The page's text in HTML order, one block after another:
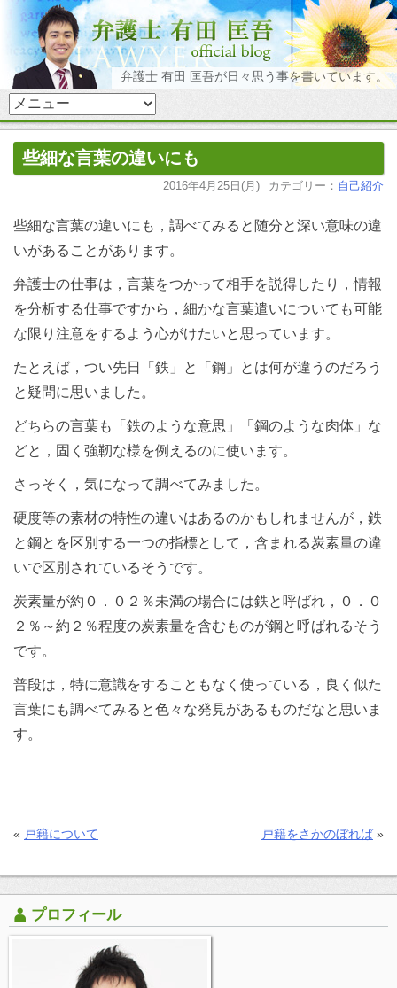
弁護士 有田 匡吾が日々思う事を書いています。
些細な言葉の違いにも
2016年4月25日(月) カテゴリー： 自己紹介
些細な言葉の違いにも，調べてみると随分と深い意味の違
いがあることがあります。
弁護士の仕事は，言葉をつかって相手を説得したり，情報
を分析する仕事ですから，細かな言葉遣いについても可能
な限り注意をするよう心がけたいと思っています。
たとえば，つい先日「鉄」と「鋼」とは何が違うのだろう
と疑問に思いました。
どちらの言葉も「鉄のような意思」「鋼のような肉体」な
どと，固く強靭な様を例えるのに使います。
さっそく，気になって調べてみました。
硬度等の素材の特性の違いはあるのかもしれませんが，鉄
と鋼とを区別する一つの指標として，含まれる炭素量の違
いで区別されているそうです。
炭素量が約０．０２％未満の場合には鉄と呼ばれ，０．０
２％～約２％程度の炭素量を含むものが鋼と呼ばれるそう
です。
普段は，特に意識をすることもなく使っている，良く似た
言葉にも調べてみると色々な発見があるものだなと思いま
す。
« 戸籍について 戸籍をさかのぼれば »
プロフィール